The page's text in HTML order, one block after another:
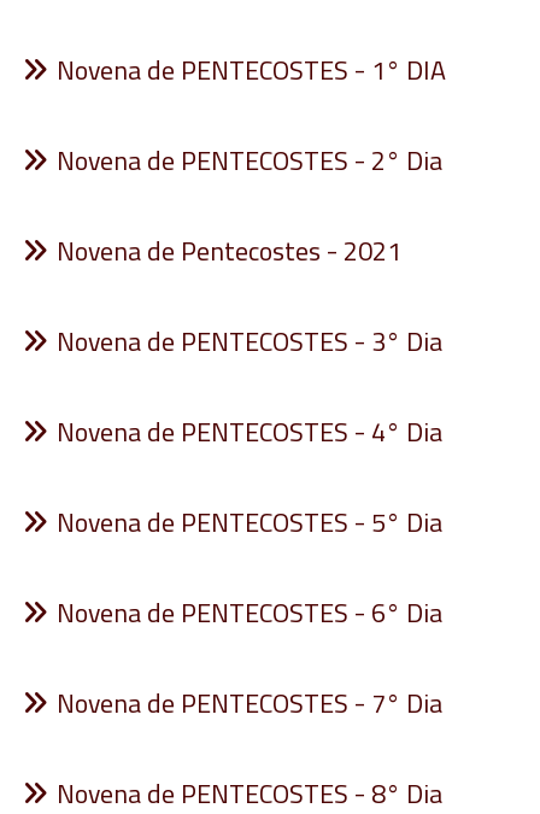
Novena de PENTECOSTES - 1° DIA
Novena de PENTECOSTES - 2° Dia
Novena de Pentecostes - 2021
Novena de PENTECOSTES - 3° Dia
Novena de PENTECOSTES - 4° Dia
Novena de PENTECOSTES - 5° Dia
Novena de PENTECOSTES - 6° Dia
Novena de PENTECOSTES - 7° Dia
Novena de PENTECOSTES - 8° Dia